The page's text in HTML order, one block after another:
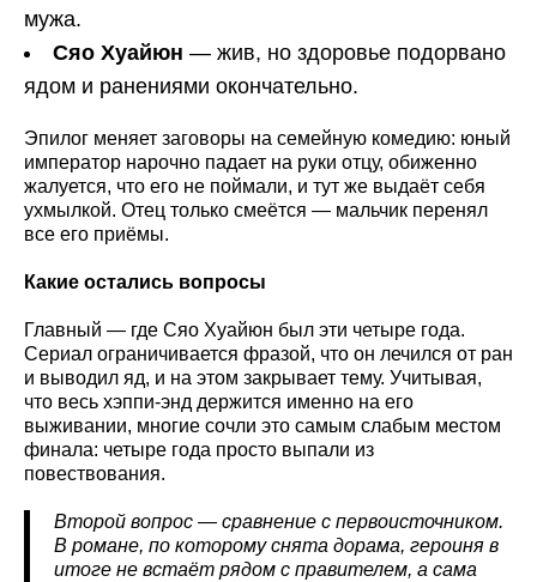
мужа.
Сяо Хуайюн — жив, но здоровье подорвано
ядом и ранениями окончательно.
Эпилог меняет заговоры на семейную комедию: юный
император нарочно падает на руки отцу, обиженно
жалуется, что его не поймали, и тут же выдаёт себя
ухмылкой. Отец только смеётся — мальчик перенял
все его приёмы.
Какие остались вопросы
Главный — где Сяо Хуайюн был эти четыре года.
Сериал ограничивается фразой, что он лечился от ран
и выводил яд, и на этом закрывает тему. Учитывая,
что весь хэппи-энд держится именно на его
выживании, многие сочли это самым слабым местом
финала: четыре года просто выпали из
повествования.
Второй вопрос — сравнение с первоисточником.
В романе, по которому снята дорама, героиня в
итоге не встаёт рядом с правителем, а сама